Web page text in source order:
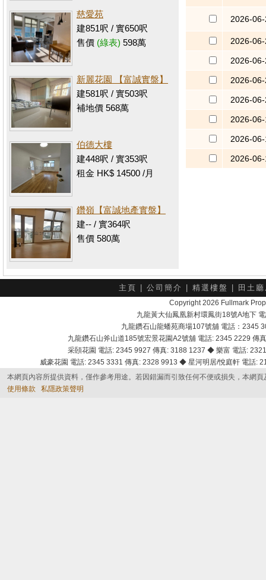
慈愛苑
建851呎 / 實650呎
售價 (綠表) 598萬
新麗花園 【富誠實盤】
建581呎 / 實503呎
補地價 568萬
伯德大樓
建448呎 / 實353呎
租金 HK$ 14500 /月
鑽嶺【富誠地產實盤】
建-- / 實364呎
售價 580萬
2026-
2026-
2026-
2026-
2026-
2026-
2026-
2026-
主頁 公司簡介 精選樓盤 田土
Copyright 2026 Fullmark
九龍黃大仙鳳凰新村環鳳街18號A地下
九龍鑽石山龍蟠苑商場107號舖 電話：2345
九龍鑽石山斧山道185號宏景花園A2號舖 電話: 2345 2229
采頣花園 電話: 2345 9927 傳真: 3188 1237 ◆ 樂富 電話:
威豪花園 電話: 2345 3331 傳真: 2328 9913 ◆ 星河明居/悅庭軒 電話
本網頁內容所提供資料，僅作參考用途。若因錯漏而引致任何不便或損失，本網
使用條款
私隱政策聲明